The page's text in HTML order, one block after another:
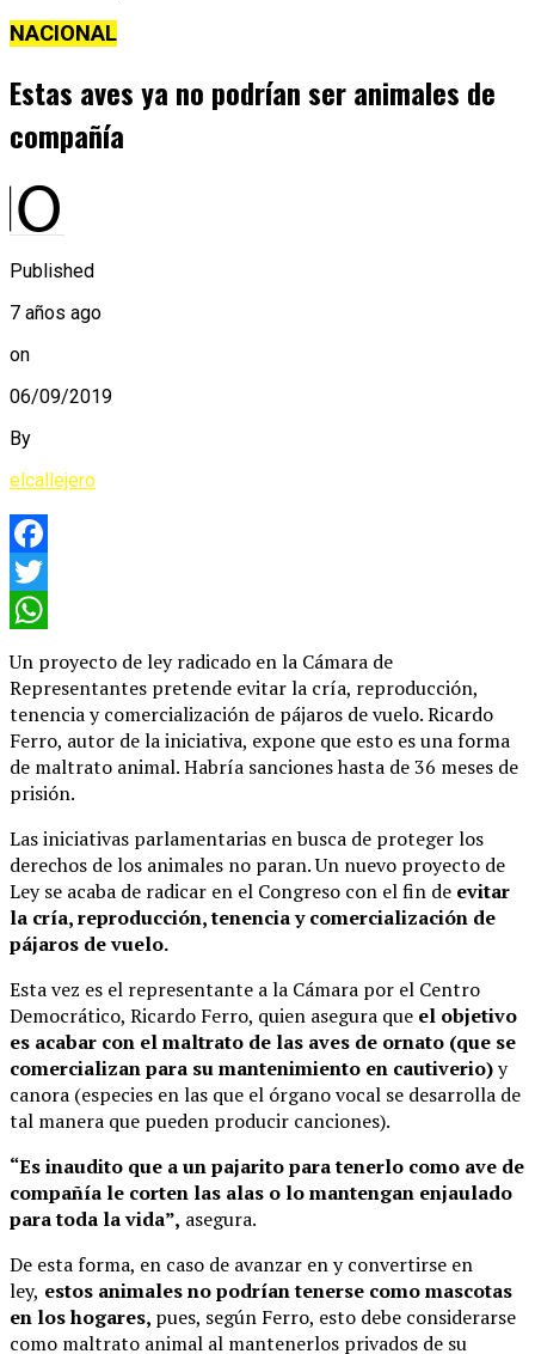
NACIONAL
Estas aves ya no podrían ser animales de
compañía
Published
7 años ago
on
06/09/2019
By
elcallejero
Facebook
Twitter
Un proyecto de ley radicado en la Cámara de
Representantes pretende evitar la cría, reproducción,
tenencia y comercialización de pájaros de vuelo. Ricardo
Ferro, autor de la iniciativa, expone que esto es una forma
de maltrato animal. Habría sanciones hasta de 36 meses de
prisión.
Las iniciativas parlamentarias en busca de proteger los
derechos de los animales no paran. Un nuevo proyecto de
Ley se acaba de radicar en el Congreso con el fin de evitar
la cría, reproducción, tenencia y comercialización de
pájaros de vuelo.
Esta vez es el representante a la Cámara por el Centro
Democrático, Ricardo Ferro, quien asegura que el objetivo
es acabar con el maltrato de las aves de ornato (que se
comercializan para su mantenimiento en cautiverio)y
canora (especies en las que el órgano vocal se desarrolla de
tal manera que pueden producir canciones).
“Es inaudito que a un pajarito para tenerlo como ave de
compañía le corten las alas o lo mantengan enjaulado
para toda la vida”, asegura.
De esta forma, en caso de avanzar en y convertirse en
ley, estos animales no podrían tenerse como mascotas
en los hogares, pues, según Ferro, esto debe considerarse
como maltrato animal al mantenerlos privados de su